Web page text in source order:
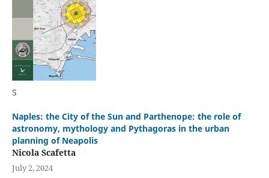
5
Naples: the City of the Sun and Parthenope: the role of
astronomy, mythology and Pythagoras in the urban
planning of Neapolis
Nicola Scafetta
July 2, 2024